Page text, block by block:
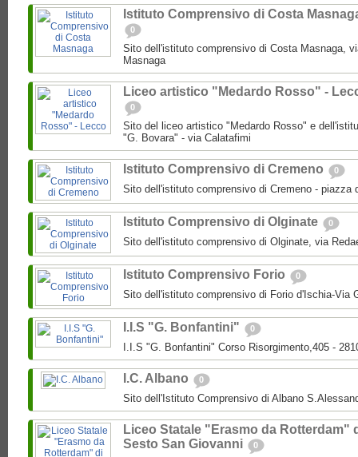
Istituto Comprensivo di Costa
0
Sito dell'istituto comprensivo di Costa Masnaga,
Masnaga
Liceo artistico "Medardo Rosso" -
0
Sito del liceo artistico "Medardo Rosso" e
"G. Bovara" - via Calatafimi
Istituto Comprensivo di Cremeno 0
Sito dell'istituto comprensivo di Cremeno - piazza
Istituto Comprensivo di Olginate 0
Sito dell'istituto comprensivo di Olginate, via
Istituto Comprensivo Forio 0
Sito dell'istituto comprensivo di Forio d'Ischia-Via
I.I.S "G. Bonfantini" 0
I.I.S "G. Bonfantini" Corso Risorgimento,405 -
I.C. Albano 0
Sito dell'Istituto Comprensivo di Albano
Liceo Statale "Erasmo da Rotterdam"
Sesto San Giovanni
0